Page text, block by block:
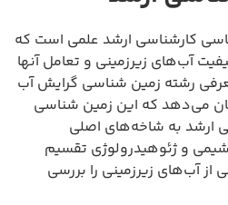
کارشناسی ارشد علمی است که
آب‌های زیرزمینی و تعامل آنها
رشته زمین شناسی گرایش آب
می‌دهد که این زمین شناسی
ارشد به شاخه‌های اصلی
و ژئوهیدرولوژی تقسیم
آب‌های زیرزمینی را بررسی